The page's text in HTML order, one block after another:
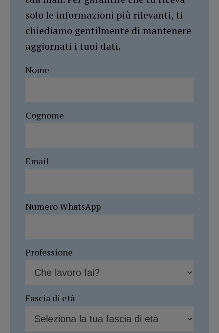
solo le informazioni più rilevanti, ti
chiediamo gentilmente di mantenere
aggiornati i tuoi dati.
Nome
Cognome
Email
Numero WhatsApp
Professione
Fascia di età